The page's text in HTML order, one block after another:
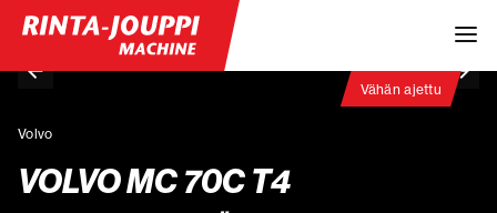
Vähän ajettu
Volvo
VOLVO MC 70C T4